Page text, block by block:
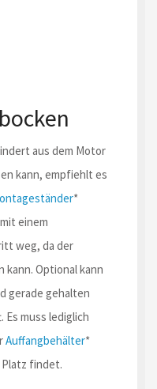
aus dem Motor
kann, empfiehlt es
*
einem
weg, da der
Optional kann
gerade gehalten
Es muss lediglich
Auffangbehälter*
findet.